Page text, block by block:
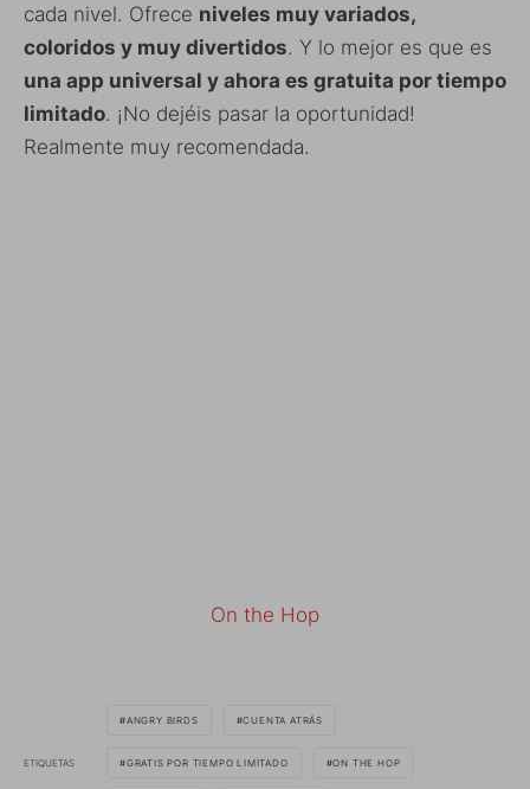
cada nivel. Ofrece niveles muy variados,
coloridos y muy divertidos. Y lo mejor es que es
una app universal y ahora es gratuita por tiempo
limitado. ¡No dejéis pasar la oportunidad!
Realmente muy recomendada.
On the Hop
ETIQUETAS
ANGRY BIRDS CUENTA ATRÁS
GRATIS POR TIEMPO LIMITADO ON THE HOP